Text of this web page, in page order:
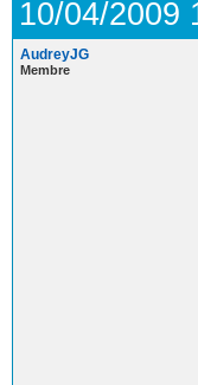
10/04/2009
AudreyJG
Membre